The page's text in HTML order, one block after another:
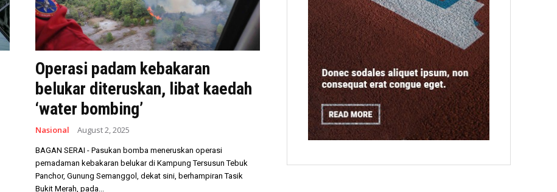
Operasi padam kebakaran
belukar diteruskan, libat kaedah
‘water bombing’
Nasional August 2, 2025
BAGAN SERAI - Pasukan bomba meneruskan operasi
pemadaman kebakaran belukar di Kampung Tersusun Tebuk
Panchor, Gunung Semanggol, dekat sini, berhampiran Tasik
Bukit Merah, pada...